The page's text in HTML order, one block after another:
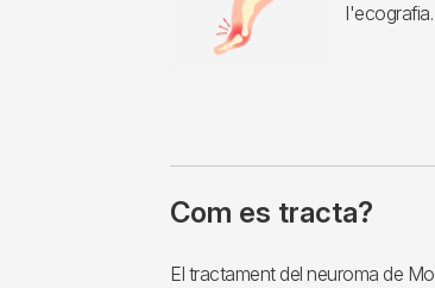
l'ecografia.
Com es tracta?
El tractament del neuroma de